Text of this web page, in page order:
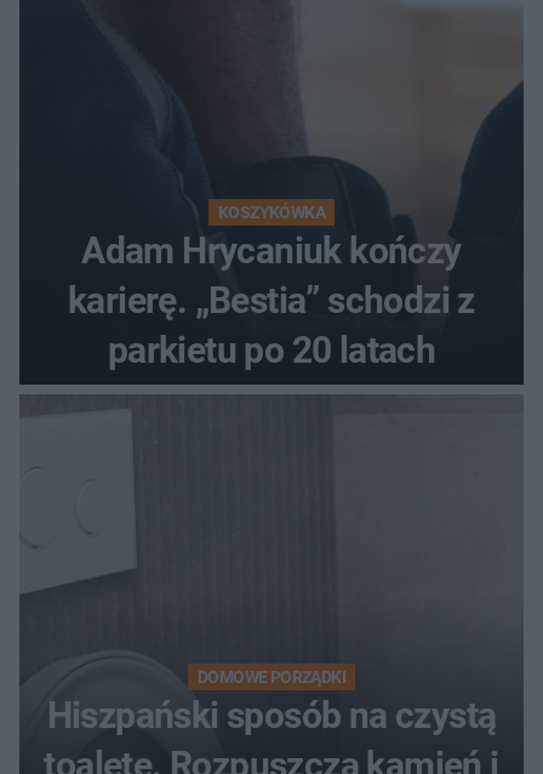
KOSZYKÓWKA
Adam Hrycaniuk kończy
karierę. „Bestia” schodzi z
parkietu po 20 latach
DOMOWE PORZĄDKI
Hiszpański sposób na czystą
toaletę. Rozpuszcza kamień i